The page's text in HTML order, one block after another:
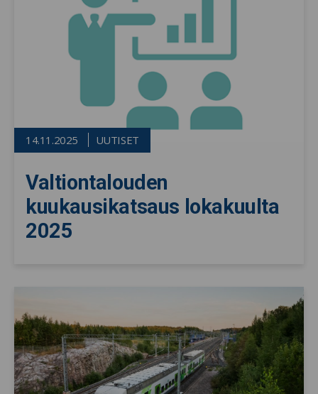
14.11.2025 UUTISET
Valtiontalouden
kuukausikatsaus lokakuulta
2025